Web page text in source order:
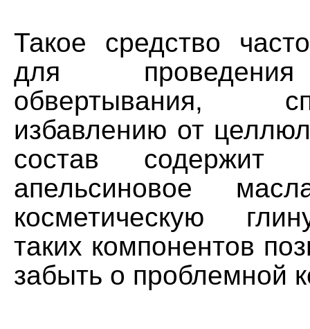
Такое средство
для
обвертывания,
избавлению от
состав содержит
апельсиновое
косметическую
таких компонентов
забыть о проблемной